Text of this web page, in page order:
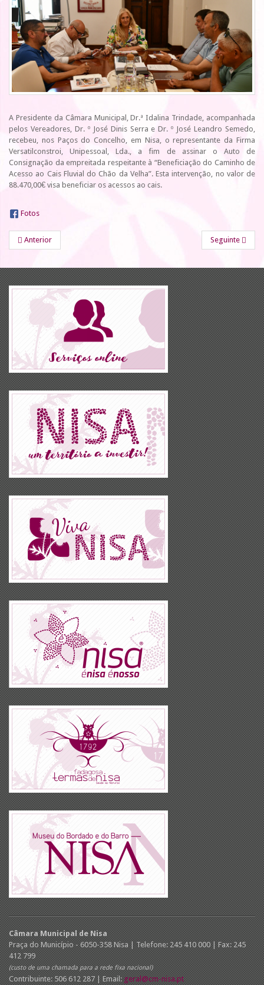
A Presidente da Câmara Municipal, Dr.ª Idalina Trindade, acompanhada
pelos Vereadores, Dr. º José Dinis Serra e Dr. º José Leandro Semedo,
recebeu, nos Paços do Concelho, em Nisa, o representante da Firma
Versatilconstroi, Unipessoal, Lda., a fim de assinar o Auto de
Consignação da empreitada respeitante à “Beneficiação do Caminho de
Acesso ao Cais Fluvial do Chão da Velha”. Esta intervenção, no valor de
88.470,00€ visa beneficiar os acessos ao cais.
Fotos
Anterior Seguinte
Câmara Municipal de Nisa
Praça do Município - 6050-358 Nisa | Telefone: 245 410 000 | Fax: 245
412 799
(custo de uma chamada para a rede fixa nacional)
Contribuinte: 506 612 287 | Email: geral@cm-nisa.pt